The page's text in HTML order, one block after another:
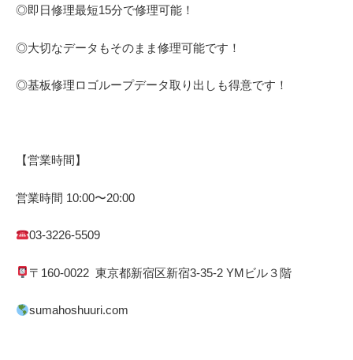
◎即日修理最短15分で修理可能！
◎大切なデータもそのまま修理可能です！
◎基板修理ロゴループデータ取り出しも得意です！
【営業時間】
営業時間 10:00〜20:00
03-3226-5509
〒 160-0022 東京都新宿区新宿3-35-2 YMビル３階
sumahoshuuri.com